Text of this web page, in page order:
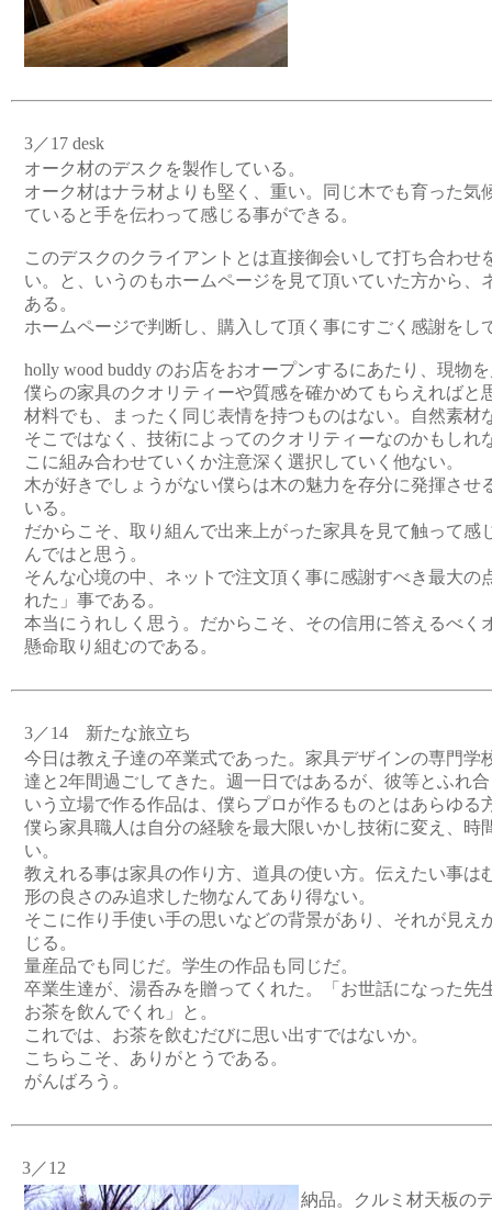
3／17 desk
オーク材のデスクを製作している。
オーク材はナラ材よりも堅く、重い。同じ木でも育った気
ていると手を伝わって感じる事ができる。
このデスクのクライアントとは直接御会いして打ち合わせ
い。と、いうのもホームページを見て頂いていた方から、
ある。
ホームページで判断し、購入して頂く事にすごく感謝をし
holly wood buddy のお店をおオープンするにあたり、現物
僕らの家具のクオリティーや質感を確かめてもらえればと
材料でも、まったく同じ表情を持つものはない。自然素材
そこではなく、技術によってのクオリティーなのかもしれ
こに組み合わせていくか注意深く選択していく他ない。
木が好きでしょうがない僕らは木の魅力を存分に発揮させ
いる。
だからこそ、取り組んで出来上がった家具を見て触って感
んではと思う。
そんな心境の中、ネットで注文頂く事に感謝すべき最大の
れた」事である。
本当にうれしく思う。だからこそ、その信用に答えるべく
懸命取り組むのである。
3／14 新たな旅立ち
今日は教え子達の卒業式であった。家具デザインの専門学
達と2年間過ごしてきた。週一日ではあるが、彼等とふれ
いう立場で作る作品は、僕らプロが作るものとはあらゆる
僕ら家具職人は自分の経験を最大限いかし技術に変え、時
い。
教えれる事は家具の作り方、道具の使い方。伝えたい事は
形の良さのみ追求した物なんてあり得ない。
そこに作り手使い手の思いなどの背景があり、それが見え
じる。
量産品でも同じだ。学生の作品も同じだ。
卒業生達が、湯呑みを贈ってくれた。「お世話になった先
お茶を飲んでくれ」と。
これでは、お茶を飲むだびに思い出すではないか。
こちらこそ、ありがとうである。
がんばろう。
3／12
納品。クルミ材天板の